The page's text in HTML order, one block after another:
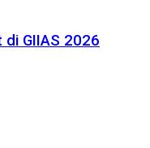
di GIIAS 2026